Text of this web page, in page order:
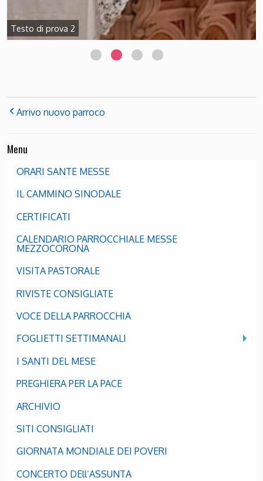
Testo di prova 2
Arrivo nuovo parroco
Menu
ORARI SANTE MESSE
IL CAMMINO SINODALE
CERTIFICATI
CALENDARIO PARROCCHIALE MESSE
MEZZOCORONA
VISITA PASTORALE
RIVISTE CONSIGLIATE
VOCE DELLA PARROCCHIA
FOGLIETTI SETTIMANALI
I SANTI DEL MESE
PREGHIERA PER LA PACE
ARCHIVIO
SITI CONSIGLIATI
GIORNATA MONDIALE DEI POVERI
CONCERTO DEll’ASSUNTA